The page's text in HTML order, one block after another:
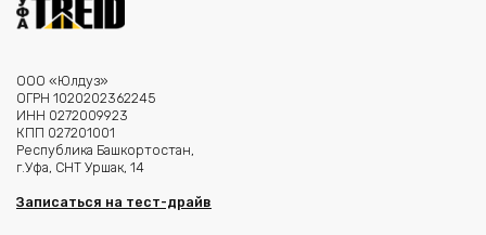
ООО «Юлдуз»
ОГРН 1020202362245
ИНН 0272009923
КПП 027201001
Республика Башкортостан,
г.Уфа, СНТ Уршак, 14
Записаться на тест-драйв